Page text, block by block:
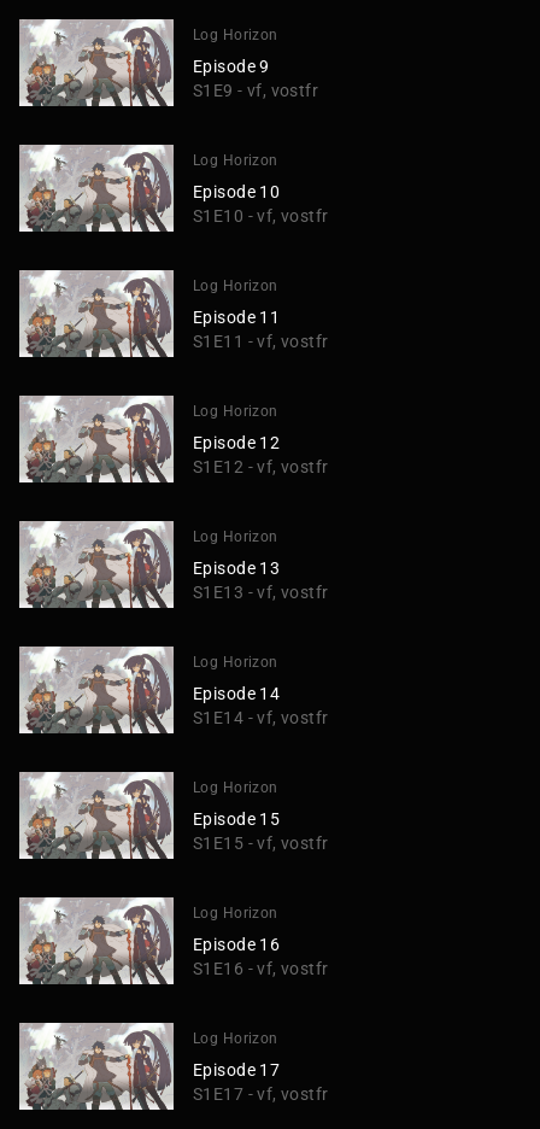
Log Horizon
Episode 9
S1E9 - vf, vostfr
Log Horizon
Episode 10
S1E10 - vf, vostfr
Log Horizon
Episode 11
S1E11 - vf, vostfr
Log Horizon
Episode 12
S1E12 - vf, vostfr
Log Horizon
Episode 13
S1E13 - vf, vostfr
Log Horizon
Episode 14
S1E14 - vf, vostfr
Log Horizon
Episode 15
S1E15 - vf, vostfr
Log Horizon
Episode 16
S1E16 - vf, vostfr
Log Horizon
Episode 17
S1E17 - vf, vostfr